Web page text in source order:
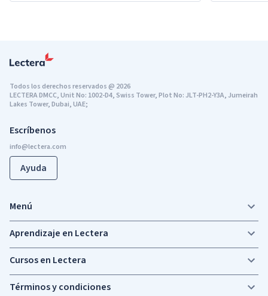
Escríbenos
Ayuda
Todos los derechos reservados@ 2026
LECTERA DMCC, Unit No: 1002-D4, Swiss Tower, Plot No: JLT-PH2-Y3A, Jumeirah
Lakes Tower, Dubai, UAE;
Menú
Aprendizaje en Lectera
Cursos en Lectera
Términos y condiciones